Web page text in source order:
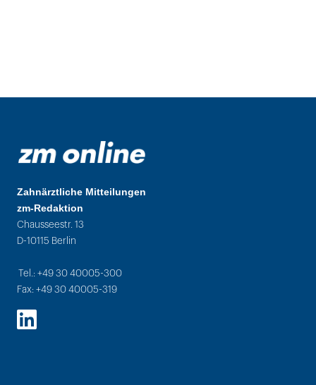
Zahnärztliche Mitteilungen
zm-Redaktion
Chausseestr. 13
D-10115 Berlin
Tel.: +49 30 40005-300
Fax: +49 30 40005-319
LinkedIn